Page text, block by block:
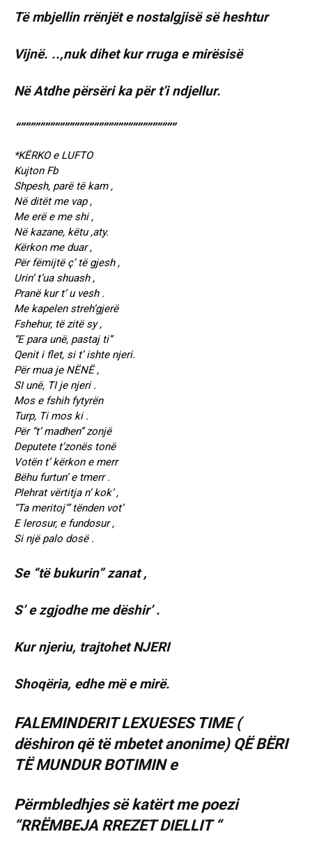
Të mbjellin rrënjët e nostalgjisë së heshtur
Vijnë. ..,nuk dihet kur rruga e mirësisë
Në Atdhe përsëri ka për t’i ndjellur.
“””””””””””””””””””””””””””””””””
*KËRKO e LUFTO
Kujton Fb
Shpesh, parë të kam ,
Në ditët me vap ,
Me erë e me shi ,
Në kazane, këtu ,aty.
Kërkon me duar ,
Për fëmijtë ç’ të gjesh ,
Urin’ t’ua shuash ,
Pranë kur t’ u vesh .
Me kapelen streh’gjerë
Fshehur, të zitë sy ,
“E para unë, pastaj ti”
Qenit i flet, si t’ ishte njeri.
Për mua je NËNË ,
SI unë, TI je njeri .
Mos e fshih fytyrën
Turp, Ti mos ki .
Për “t’ madhen” zonjë
Deputete t’zonës tonë
Votën t’ kërkon e merr
Bëhu furtun’ e tmerr .
Plehrat vërtitja n’ kok’ ,
“Ta meritoj'” tënden vot’
E lerosur, e fundosur ,
Si një palo dosë .
Se “të bukurin” zanat ,
S’ e zgjodhe me dëshir’ .
Kur njeriu, trajtohet NJERI
Shoqëria, edhe më e mirë.
FALEMINDERIT LEXUESES TIME (
dëshiron që të mbetet anonime) QË BËRI
TË MUNDUR BOTIMIN e
Përmbledhjes së katërt me poezi
“RRËMBEJA RREZET DIELLIT “